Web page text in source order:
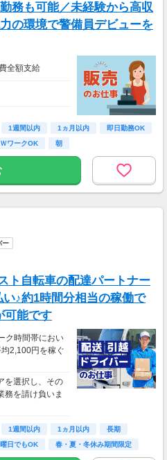
務も可能／未経験から高収
の環境で警備員デビューを
全額支給
1週間以内 1ヵ月以内
即日勤務OK
ワークOK 朝
ー
ト自転車の配達パートナー
♪約1時間分相当の稼働で
可能です
ク時間帯におい
2,100円を稼ぐ
を選択し、その
務を請け負いま
1週間以内 1ヵ月以内
長期
日でもOK 春・夏・冬休み期間限定